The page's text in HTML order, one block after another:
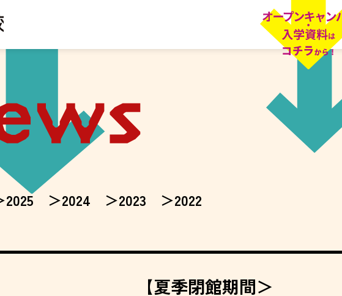
2025 2024 2023 2022
【夏季閉館期間＞